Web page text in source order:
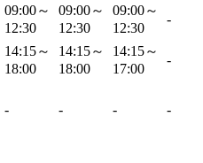
09:00～
12:30
09:00～
12:30
09:00～
12:30
-
14:15～
18:00
14:15～
18:00
14:15～
17:00
-
- - - -